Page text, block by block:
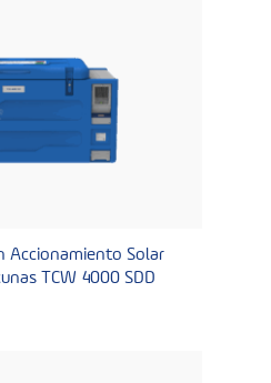
Accionamiento Solar
TCW 4000 SDD